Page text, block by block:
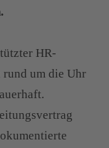
HR-
rund um die Uhr